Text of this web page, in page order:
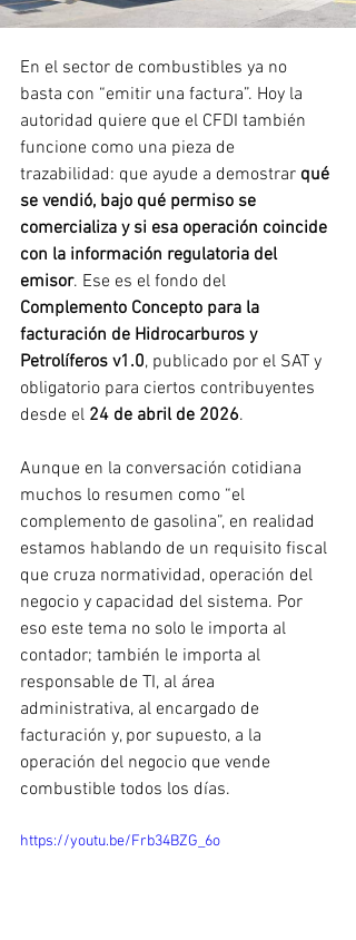
En el sector de combustibles ya no
basta con “emitir una factura”. Hoy la
autoridad quiere que el CFDI también
funcione como una pieza de
trazabilidad: que ayude a demostrar qué
se vendió, bajo qué permiso se
comercializa y si esa operación coincide
con la información regulatoria del
emisor. Ese es el fondo del
Complemento Concepto para la
facturación de Hidrocarburos y
Petrolíferos v1.0, publicado por el SAT y
obligatorio para ciertos contribuyentes
desde el 24 de abril de 2026.
Aunque en la conversación cotidiana
muchos lo resumen como “el
complemento de gasolina”, en realidad
estamos hablando de un requisito fiscal
que cruza normatividad, operación del
negocio y capacidad del sistema. Por
eso este tema no solo le importa al
contador; también le importa al
responsable de TI, al área
administrativa, al encargado de
facturación y, por supuesto, a la
operación del negocio que vende
combustible todos los días.
https://youtu.be/Frb34BZG_6o